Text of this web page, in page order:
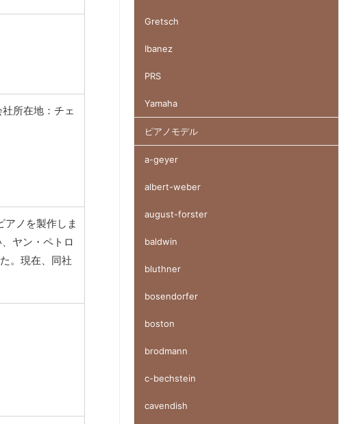
所在地：チェ
ノを製作しま
ヤン・ペトロ
。現在、同社
Gretsch
Ibanez
PRS
Yamaha
ピアノモデル
a-geyer
albert-weber
august-forster
baldwin
bluthner
bosendorfer
boston
brodmann
c-bechstein
cavendish